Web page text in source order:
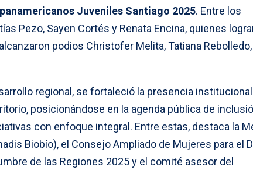
Juveniles Santiago 2025. Entre los
Pezo, Sayen Cortés y Renata Encina, quienes
podios Christofer Melita, Tatiana
regional, se fortaleció la presencia
posicionándose en la agenda pública de
con enfoque integral. Entre estas, destaca la
Biobío), el Consejo Ampliado de Mujeres para el
de las Regiones 2025 y el comité asesor del